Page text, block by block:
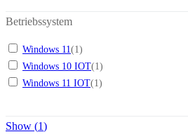
Betriebssystem
Windows 11(1)
Windows 10 IOT(1)
Windows 11 IOT(1)
Show (1)